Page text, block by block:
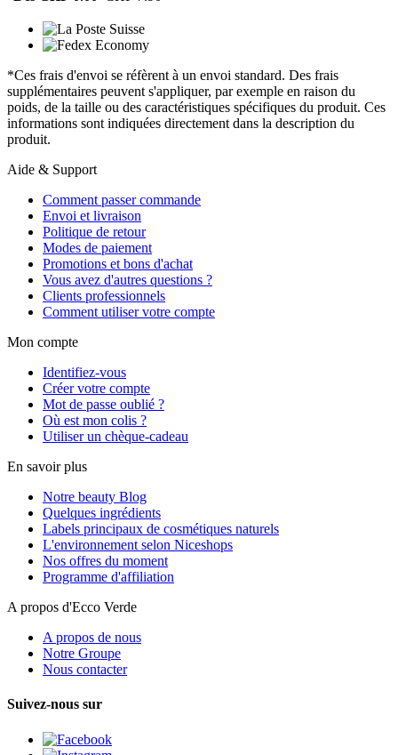
*Ces frais d'envoi se réfèrent à un envoi standard. Des frais
supplémentaires peuvent s'appliquer, par exemple en raison du
poids, de la taille ou des caractéristiques spécifiques du produit. Ces
informations sont indiquées directement dans la description du
produit.
Aide & Support
Comment passer commande
Envoi et livraison
Politique de retour
Modes de paiement
Promotions et bons d'achat
Vous avez d'autres questions ?
Clients professionnels
Comment utiliser votre compte
Mon compte
Identifiez-vous
Créer votre compte
Mot de passe oublié ?
Où est mon colis ?
Utiliser un chèque-cadeau
En savoir plus
Notre beauty Blog
Quelques ingrédients
Labels principaux de cosmétiques naturels
L'environnement selon Niceshops
Nos offres du moment
Programme d'affiliation
A propos d'Ecco Verde
A propos de nous
Notre Groupe
Nous contacter
Suivez-nous sur